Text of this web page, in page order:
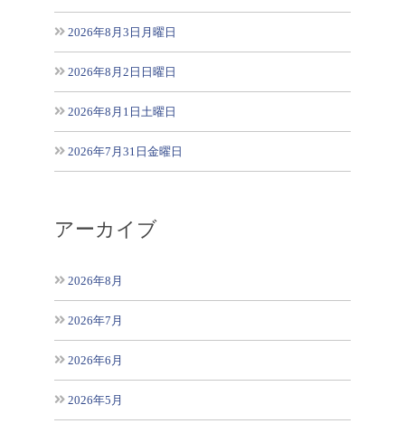
2026年8月3日月曜日
2026年8月2日日曜日
2026年8月1日土曜日
2026年7月31日金曜日
アーカイブ
2026年8月
2026年7月
2026年6月
2026年5月